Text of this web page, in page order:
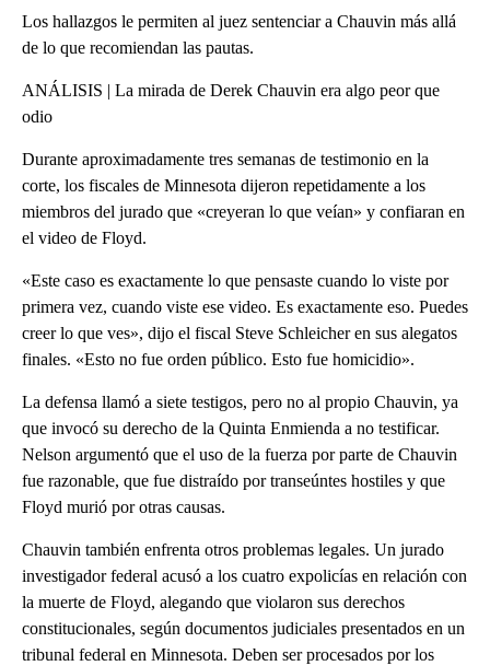
Los hallazgos le permiten al juez sentenciar a Chauvin más allá
de lo que recomiendan las pautas.
ANÁLISIS | La mirada de Derek Chauvin era algo peor que
odio
Durante aproximadamente tres semanas de testimonio en la
corte, los fiscales de Minnesota dijeron repetidamente a los
miembros del jurado que «creyeran lo que veían» y confiaran en
el video de Floyd.
«Este caso es exactamente lo que pensaste cuando lo viste por
primera vez, cuando viste ese video. Es exactamente eso. Puedes
creer lo que ves», dijo el fiscal Steve Schleicher en sus alegatos
finales. «Esto no fue orden público. Esto fue homicidio».
La defensa llamó a siete testigos, pero no al propio Chauvin, ya
que invocó su derecho de la Quinta Enmienda a no testificar.
Nelson argumentó que el uso de la fuerza por parte de Chauvin
fue razonable, que fue distraído por transeúntes hostiles y que
Floyd murió por otras causas.
Chauvin también enfrenta otros problemas legales. Un jurado
investigador federal acusó a los cuatro expolicías en relación con
la muerte de Floyd, alegando que violaron sus derechos
constitucionales, según documentos judiciales presentados en un
tribunal federal en Minnesota. Deben ser procesados por los